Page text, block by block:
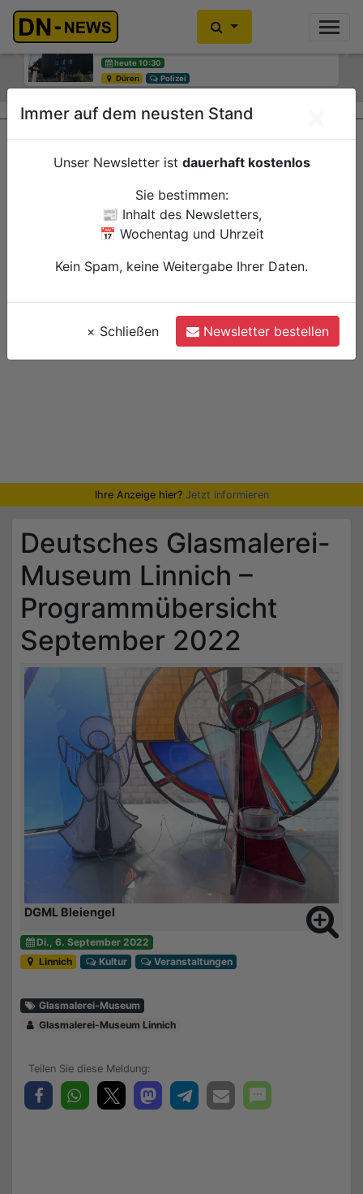
Einbrecher im Kleiderschrank
gefunden
heute 10:30
Düren
Polizei
Previous
Ihre Anzeige hier? Jetzt informieren
Deutsches Glasmalerei-
Museum Linnich –
Programmübersicht
September 2022
DGML Bleiengel
Di., 6. September 2022
Linnich
Kultur Veranstaltungen
Glasmalerei-Museum
Glasmalerei-Museum Linnich
Immer auf dem neusten Stand
Unser Newsletter ist dauerhaft kostenlos
Sie bestimmen:
📰 Inhalt des Newsletters,
📅 Wochentag und Uhrzeit
Kein Spam, keine Weitergabe Ihrer Daten.
× Schließen Newsletter bestellen